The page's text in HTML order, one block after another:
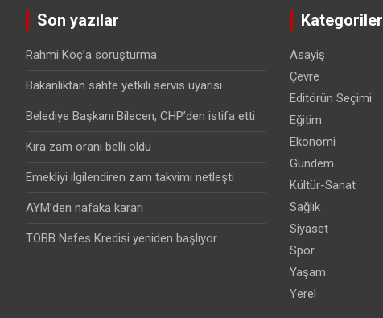
Son yazılar
Rahmi Koç’a soruşturma
Bakanlıktan sahte yetkili servis uyarısı
Belediye Başkanı Bilecen, CHP’den istifa etti
Kira zam oranı belli oldu
Emekliyi ilgilendiren zam takvimi netleşti
AYM’den nafaka kararı
TOBB Nefes Kredisi yeniden başlıyor
Kategoriler
Asayiş
Çevre
Editörün Seçimi
Eğitim
Ekonomi
Gündem
Kültür-Sanat
Sağlık
Siyaset
Spor
Yaşam
Yerel